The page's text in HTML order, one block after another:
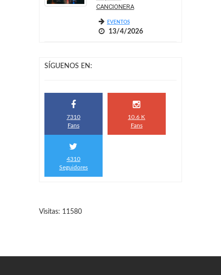
CANCIONERA
EVENTOS
13/4/2026
SÍGUENOS EN:
7310
Fans
10.6 K
Fans
4310
Seguidores
Visitas: 11580